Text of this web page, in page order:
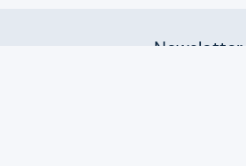
Newsletter